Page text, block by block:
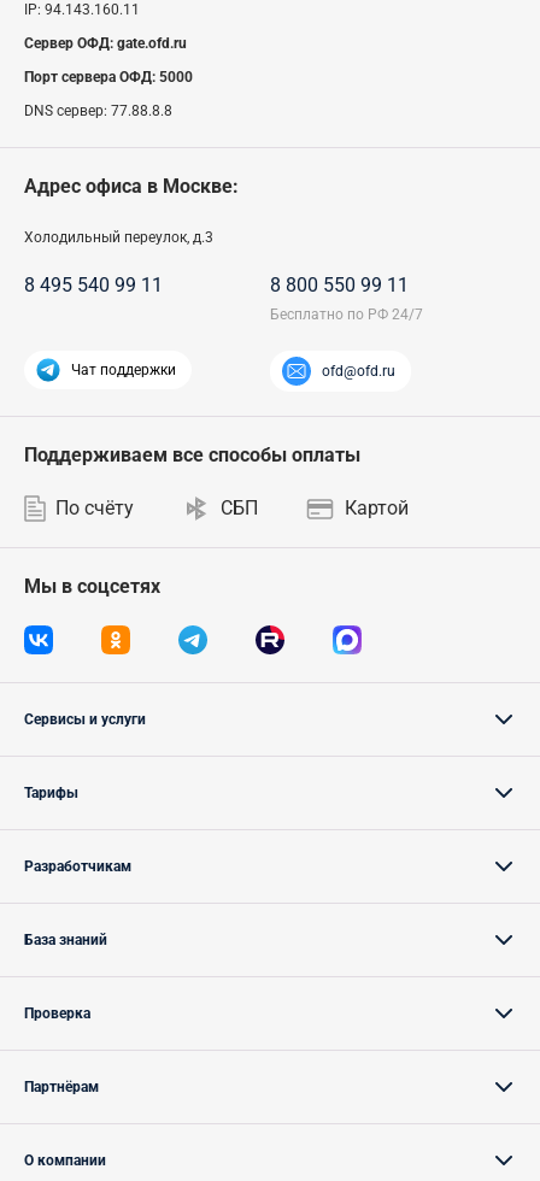
IP: 94.143.160.11
Сервер ОФД: gate.ofd.ru
Порт сервера ОФД: 5000
DNS сервер: 77.88.8.8
Адрес офиса в Москве:
Холодильный переулок, д.3
8 495 540 99 11 8 800 550 99 11
Чат поддержки ofd@ofd.ru
Мы в соцсетях
Поддерживаем все способы оплаты
По счёту СБП Картой
Сервисы и услуги
Тарифы
Разработчикам
База знаний
Проверка
Партнёрам
О компании